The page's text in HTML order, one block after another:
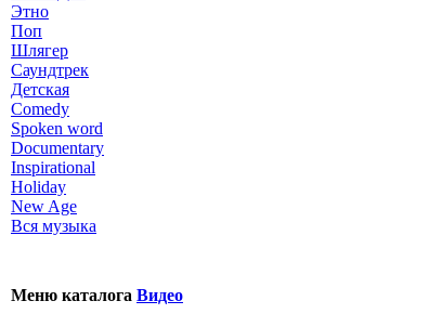
Этно
Поп
Шлягер
Саундтрек
Детская
Comedy
Spoken word
Documentary
Inspirational
Holiday
New Age
Вся музыка
Меню каталога Видео